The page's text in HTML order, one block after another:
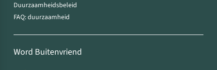
Duurzaamheidsbeleid
FAQ: duurzaamheid
Word Buitenvriend